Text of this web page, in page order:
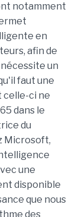
notamment
en
afin de
un
faut une
celle-ci ne
dans le
du
Microsoft,
une
disponible
que nous
des